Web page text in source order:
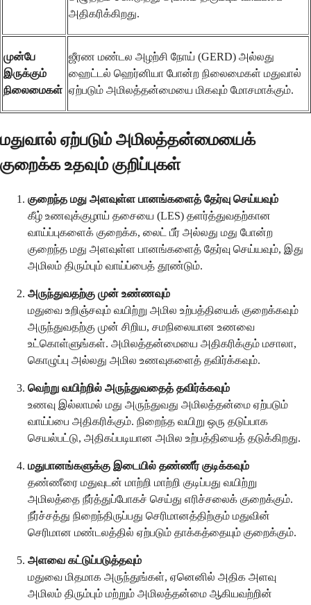
அதிகரிக்கிறது.
முன்பே
இருக்கும்
நிலைமைகள்
ஜீரண மண்டல அழற்சி நோய் (GERD) அல்லது
ஹைட்டல் ஹெர்னியா போன்ற நிலைமைகள் மதுவால்
ஏற்படும் அமிலத்தன்மையை மிகவும் மோசமாக்கும்.
மதுவால் ஏற்படும் அமிலத்தன்மையைக்
குறைக்க உதவும் குறிப்புகள்
குறைந்த மது அளவுள்ள பானங்களைத் தேர்வு செய்யவும்
கீழ் உணவுக்குழாய் தசையை (LES) தளர்த்துவதற்கான
வாய்ப்புகளைக் குறைக்க, லைட் பீர் அல்லது மது போன்ற
குறைந்த மது அளவுள்ள பானங்களைத் தேர்வு செய்யவும், இது
அமிலம் திரும்பும் வாய்ப்பைத் தூண்டும்.
அருந்துவதற்கு முன் உண்ணவும்
மதுவை உறிஞ்சவும் வயிற்று அமில உற்பத்தியைக் குறைக்கவும்
அருந்துவதற்கு முன் சிறிய, சமநிலையான உணவை
உட்கொள்ளுங்கள். அமிலத்தன்மையை அதிகரிக்கும் மசாலா,
கொழுப்பு அல்லது அமில உணவுகளைத் தவிர்க்கவும்.
வெற்று வயிற்றில் அருந்துவதைத் தவிர்க்கவும்
உணவு இல்லாமல் மது அருந்துவது அமிலத்தன்மை ஏற்படும்
வாய்ப்பை அதிகரிக்கும். நிறைந்த வயிறு ஒரு தடுப்பாக
செயல்பட்டு, அதிகப்படியான அமில உற்பத்தியைத் தடுக்கிறது.
மதுபானங்களுக்கு இடையில் தண்ணீர் குடிக்கவும்
தண்ணீரை மதுவுடன் மாற்றி மாற்றி குடிப்பது வயிற்று
அமிலத்தை நீர்த்துப்போகச் செய்து எரிச்சலைக் குறைக்கும்.
நீர்ச்சத்து நிறைந்திருப்பது செரிமானத்திற்கும் மதுவின்
செரிமான மண்டலத்தில் ஏற்படும் தாக்கத்தையும் குறைக்கும்.
அளவை கட்டுப்படுத்தவும்
மதுவை மிதமாக அருந்துங்கள், ஏனெனில் அதிக அளவு
அமிலம் திரும்பும் மற்றும் அமிலத்தன்மை ஆகியவற்றின்